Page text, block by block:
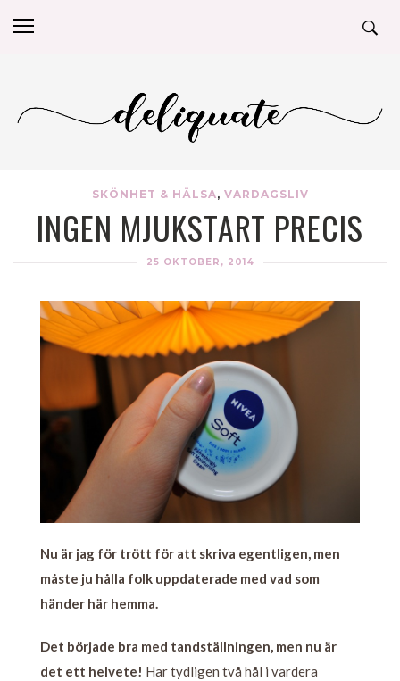
SKÖNHET & HÄLSA, VARDAGSLIV
INGEN MJUKSTART PRECIS
25 OKTOBER, 2014
Nu är jag för trött för att skriva egentligen, men
måste ju hålla folk uppdaterade med vad som
händer här hemma.
Det började bra med tandställningen, men nu är
det ett helvete! Har tydligen två hål i vardera